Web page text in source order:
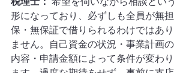
形になっており、必ずしも全員が無担
保・無保証で借りられるわけではあり
ません。自己資金の状況・事業計画の
内容・申請金額によって条件が変わり